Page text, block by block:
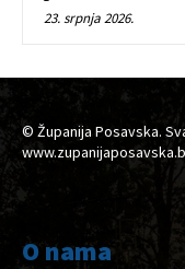
23. srpnja 2026.
© Županija Posavska.
O nama